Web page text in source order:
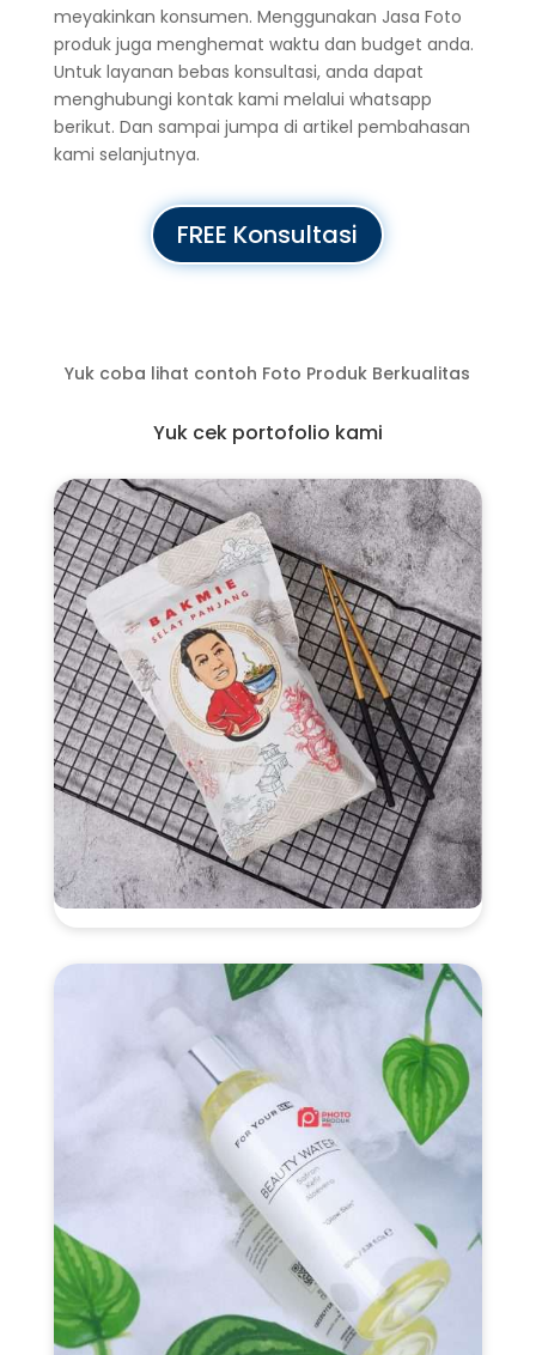
meyakinkan konsumen. Menggunakan Jasa Foto
produk juga menghemat waktu dan budget anda.
Untuk layanan bebas konsultasi, anda dapat
menghubungi kontak kami melalui whatsapp
berikut. Dan sampai jumpa di artikel pembahasan
kami selanjutnya.
FREE Konsultasi
Yuk coba lihat contoh Foto Produk Berkualitas
Yuk cek portofolio kami